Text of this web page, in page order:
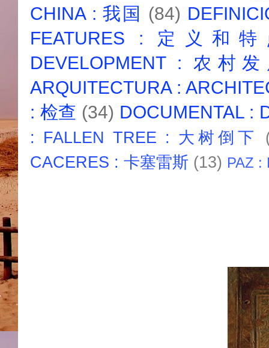
CHINA : 我国 (84)
FEATURES : 定义和
DEVELOPMENT : 农村
ARQUITECTURA :
: 检查 (34) DOCUMENTAL :
: FALLEN TREE : 大树倒下
CACERES : 卡塞雷斯 (13) PAZ :